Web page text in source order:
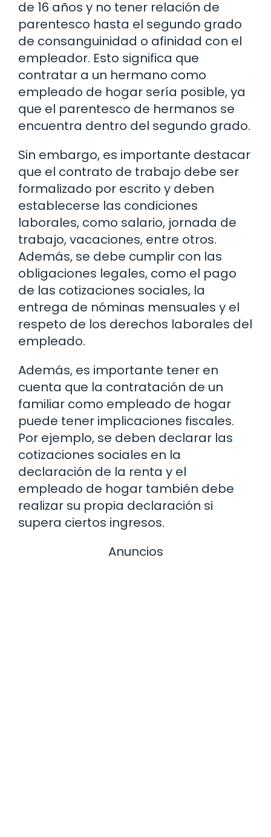
de 16 años y no tener relación de
parentesco hasta el segundo grado
de consanguinidad o afinidad con el
empleador. Esto significa que
contratar a un hermano como
empleado de hogar sería posible, ya
que el parentesco de hermanos se
encuentra dentro del segundo grado.
Sin embargo, es importante destacar
que el contrato de trabajo debe ser
formalizado por escrito y deben
establecerse las condiciones
laborales, como salario, jornada de
trabajo, vacaciones, entre otros.
Además, se debe cumplir con las
obligaciones legales, como el pago
de las cotizaciones sociales, la
entrega de nóminas mensuales y el
respeto de los derechos laborales del
empleado.
Además, es importante tener en
cuenta que la contratación de un
familiar como empleado de hogar
puede tener implicaciones fiscales.
Por ejemplo, se deben declarar las
cotizaciones sociales en la
declaración de la renta y el
empleado de hogar también debe
realizar su propia declaración si
supera ciertos ingresos.
Anuncios